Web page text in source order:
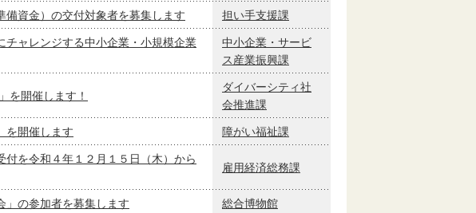
資金）の交付対象者を募集します 担い手支援課
チャレンジする中小企業・小規模企業
中小企業・サービ
ス産業振興課
を開催します！
ダイバーシティ社
会推進課
を開催します 障がい福祉課
を令和４年１２月１５日（木）から
雇用経済総務課
」の参加者を募集します 総合博物館